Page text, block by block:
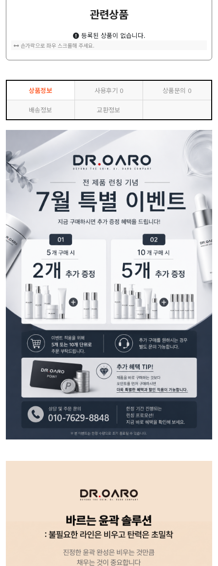
관련상품
등록된 상품이 없습니다.
손가락으로 좌우 스크롤해 주세요.
상품정보 사용후기 0 상품문의 0
배송정보 교환정보